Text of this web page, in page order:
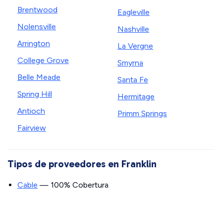
Brentwood
Nolensville
Arrington
College Grove
Belle Meade
Spring Hill
Antioch
Fairview
Eagleville
Nashville
La Vergne
Smyrna
Santa Fe
Hermitage
Primm Springs
Tipos de proveedores en Franklin
Cable — 100% Cobertura